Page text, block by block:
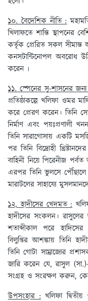
১০. বৈদেশিক নীতি :
খিলাফতে শান্তি স্থাপনের
কর্তৃক প্রেরিত সকল সীমান্ত
কনসটান্টিনোপল অবরোধ
করেন ৷
১১. স্পেনের সু-শাসনের
প্রতিষ্ঠাকল্পে খলিফা ওমর
করে প্রেরণ করেন। তিনি
নির্মাণ এবং পয়ঃপ্রণালী
তিনি সারাগোসায় একটি
পর তিনি বিদ্রোহী
বাহিনী নিয়ে পিরেনীজ
এরপর তিনি ভুলসে পৌঁছালে
মারাটলের সাহায্যে
১২. হাদীসের খেদমত :
হাদীসের সংকলন।
শতাব্দীকাল পরে
বিলুপ্তির আশঙ্কায় তিনি
তিনি গোটা সাম্রাজ্যের
জারি করেন যে, রাসুল
সংগ্রহ ও সংরক্ষণ করুন,
উপসংহার :খলিফা